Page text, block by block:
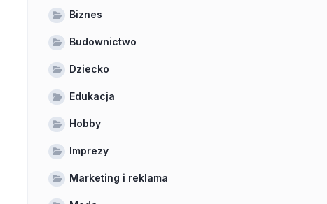
Biznes
Budownictwo
Dziecko
Edukacja
Hobby
Imprezy
Marketing i reklama